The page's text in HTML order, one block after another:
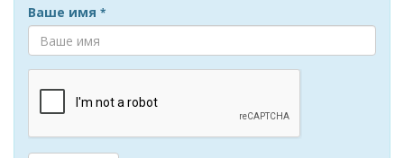
Ваше имя *